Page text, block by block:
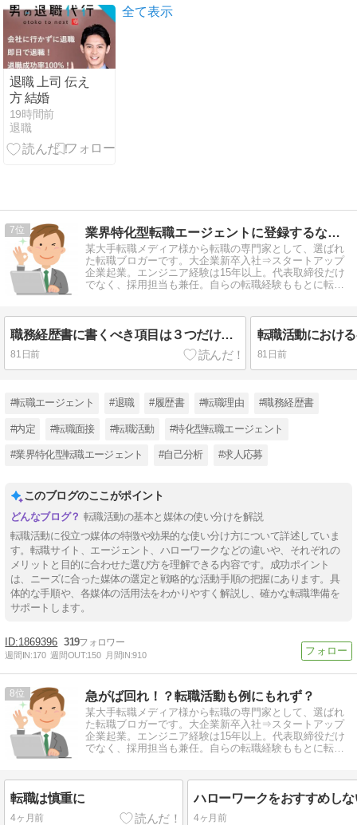
のポイント！
退職 上司 伝え
方 結婚
19時間前
退職
全て表示
7 業界特化型転職エージェントに登録するならここ！
某大手転職メディア様から転職の専門家として、選ばれ
た転職ブロガーです。大企業新卒入社⇒スタートアップ
企業起業。エンジニア経験は15年以上。代表取締役だけ
でなく、採用担当も兼任。自らの転職経験ももとに転職
職務経歴書に書くべき項目は３つだけ【不要な項目もお教えします】
81日前 81日前
#転職エージェント #退職 #履歴書 #転職理由 #職務経歴書
#内定 #転職面接 #転職活動 #特化型転職エージェント
#業界特化型転職エージェント #自己分析 #求人応募
このブログのここがポイント
転職活動の基本と媒体の使い分けを解説
転職活動に役立つ媒体の特徴や効果的な使い分け方について詳述していま
す。転職サイト、エージェント、ハローワークなどの違いや、それぞれの
メリットと目的に合わせた選び方を理解できる内容です。成功ポイント
は、ニーズに合った媒体の選定と戦略的な活動手順の把握にあります。具
体的な手順や、各媒体の活用法をわかりやすく解説し、確かな転職準備を
サポートします。
1869396 319
週間IN:170 週間OUT:150 月間IN:910
8 急がば回れ！？転職活動も例にもれず？
某大手転職メディア様から転職の専門家として、選ばれ
た転職ブロガーです。大企業新卒入社⇒スタートアップ
企業起業。エンジニア経験は15年以上。代表取締役だけ
でなく、採用担当も兼任。自らの転職経験ももとに転職
転職は慎重に
4ヶ月前 4ヶ月前